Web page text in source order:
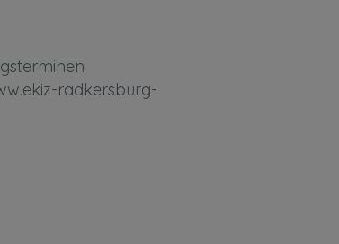
radkersburg-